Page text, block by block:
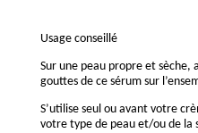
Usage conseillé
Sur une peau propre et sèche,
gouttes de ce sérum sur
S’utilise seul ou avant votre
votre type de peau et/ou de la